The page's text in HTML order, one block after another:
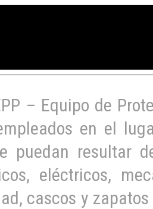
– Equipo de
en el
puedan resultar
eléctricos,
cascos y